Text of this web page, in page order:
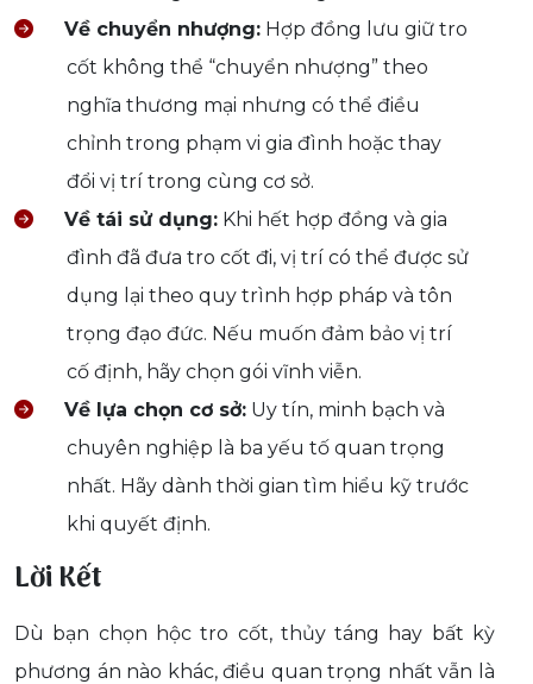
Về chuyển nhượng: Hợp đồng lưu giữ tro
cốt không thể “chuyển nhượng” theo
nghĩa thương mại nhưng có thể điều
chỉnh trong phạm vi gia đình hoặc thay
đổi vị trí trong cùng cơ sở.
Về tái sử dụng: Khi hết hợp đồng và gia
đình đã đưa tro cốt đi, vị trí có thể được sử
dụng lại theo quy trình hợp pháp và tôn
trọng đạo đức. Nếu muốn đảm bảo vị trí
cố định, hãy chọn gói vĩnh viễn.
Về lựa chọn cơ sở: Uy tín, minh bạch và
chuyên nghiệp là ba yếu tố quan trọng
nhất. Hãy dành thời gian tìm hiểu kỹ trước
khi quyết định.
Lời Kết
Dù bạn chọn hộc tro cốt, thủy táng hay bất kỳ
phương án nào khác, điều quan trọng nhất vẫn là